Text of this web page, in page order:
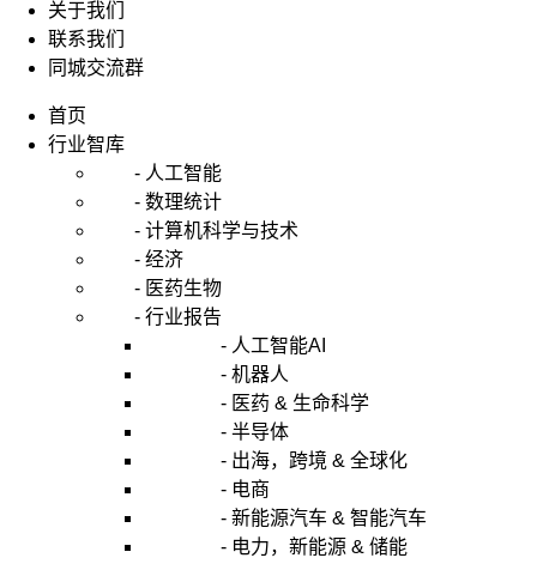
关于我们
联系我们
同城交流群
首页
行业智库
- 人工智能
- 数理统计
- 计算机科学与技术
- 经济
- 医药生物
- 行业报告
- 人工智能AI
- 机器人
- 医药 & 生命科学
- 半导体
- 出海，跨境 & 全球化
- 电商
- 新能源汽车 & 智能汽车
- 电力，新能源 & 储能